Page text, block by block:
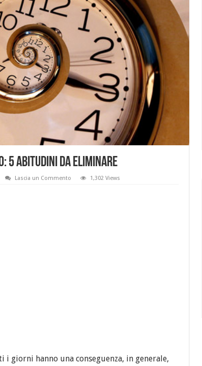
5 abitudini da eliminare
Lascia un Commento 1,302 Views
giorni hanno una conseguenza, in generale,